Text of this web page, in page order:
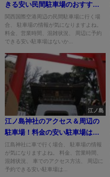
きる安い民間駐車場のおすすめ
は？
関西国際空港周辺の民間駐車場に行く場
合、 駐車場の情報が気になりますよね。
料金、営業時間、混雑状況、 周辺に予約
できる安い駐車場はないか...
江ノ島
江ノ島神社のアクセス＆周辺の
駐車場！料金の安い駐車場はど
こ？
江島神社に車で行く場合、 駐車場の情報
が気になりますよね。 料金、営業時間、
混雑状況、 車でのアクセス方法、 周辺に
予約できる安い駐車場は...